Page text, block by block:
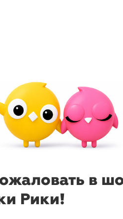
в
Рики!